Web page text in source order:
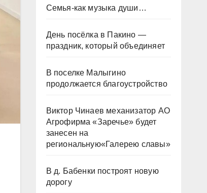
Семья-как музыка души…
День посёлка в Пакино —
праздник, который объединяет
В поселке Малыгино
продолжается благоустройство
Виктор Чинаев механизатор АО
Агрофирма «Заречье» будет
занесен на
региональную«Галерею славы»
В д. Бабенки построят новую
дорогу